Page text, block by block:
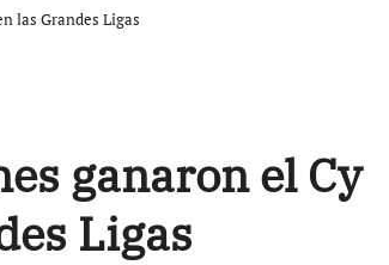
las Grandes Ligas
ganaron el Cy
Ligas